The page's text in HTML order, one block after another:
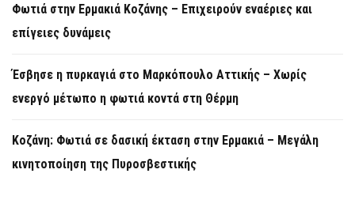
Φωτιά στην Ερμακιά Κοζάνης – Επιχειρούν εναέριες και
επίγειες δυνάμεις
Έσβησε η πυρκαγιά στο Μαρκόπουλο Αττικής – Χωρίς
ενεργό μέτωπο η φωτιά κοντά στη Θέρμη
Κοζάνη: Φωτιά σε δασική έκταση στην Ερμακιά – Μεγάλη
κινητοποίηση της Πυροσβεστικής